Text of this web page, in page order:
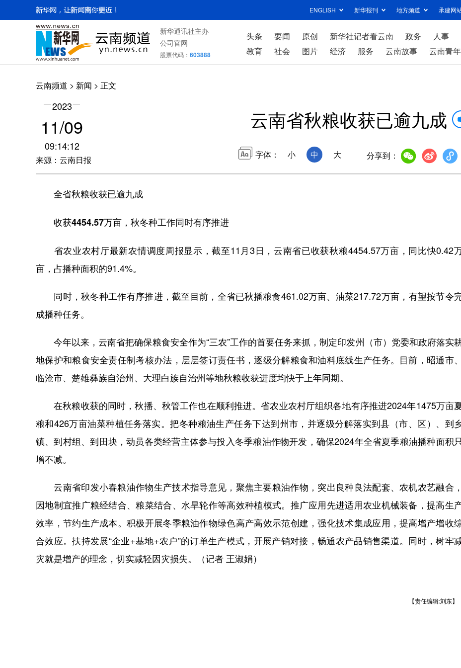
ENGLISH 新华报刊 地方频道 承建网
新华通讯社主办
公司官网
股票代码： 603888
头条 要闻 原创 新华社记者看云南 政务 人事
教育
社会 图片 经济 服务 云南故事 云南青
云南频道 > 新闻 > 正文
2023
11/09
09:14:12
来源：云南日报
云南省秋粮收获已逾九成
字体： 小 中 大 分享到：
全省秋粮收获已逾九成
收获4454.57万亩，秋冬种工作同时有序推进
省农业农村厅最新农情调度周报显示，截至11月3日，云南省已收获秋粮4454.57万亩，同比快0.42
亩，占播种面积的91.4%。
同时，秋冬种工作有序推进，截至目前，全省已秋播粮食461.02万亩、油菜217.72万亩，有望按节令
成播种任务。
今年以来，云南省把确保粮食安全作为“三农”工作的首要任务来抓，制定印发州（市）党委和政府落实
地保护和粮食安全责任制考核办法，层层签订责任书，逐级分解粮食和油料底线生产任务。目前，昭通市、
临沧市、楚雄彝族自治州、大理白族自治州等地秋粮收获进度均快于上年同期。
在秋粮收获的同时，秋播、秋管工作也在顺利推进。省农业农村厅组织各地有序推进2024年1475万亩
粮和426万亩油菜种植任务落实。把冬种粮油生产任务下达到州市，并逐级分解落实到县（市、区）、到
镇、到村组、到田块，动员各类经营主体参与投入冬季粮油作物开发，确保2024年全省夏季粮油播种面积只
增不减。
云南省印发小春粮油作物生产技术指导意见，聚焦主要粮油作物，突出良种良法配套、农机农艺融合，
因地制宜推广粮经结合、粮菜结合、水旱轮作等高效种植模式。推广应用先进适用农业机械装备，提高生
效率，节约生产成本。积极开展冬季粮油作物绿色高产高效示范创建，强化技术集成应用，提高增产增收
合效应。扶持发展“企业+基地+农户”的订单生产模式，开展产销对接，畅通农产品销售渠道。同时，树牢
灾就是增产的理念，切实减轻因灾损失。（记者 王淑娟）
【责任编辑:刘东】